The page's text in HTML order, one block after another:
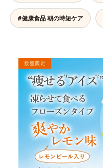
#健康食品 朝の時短ケア